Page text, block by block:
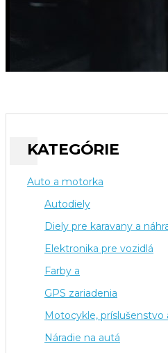
KATEGÓRIE
Auto a motorka
Autodiely
Diely pre karavany a
Elektronika pre vozidlá
Farby a
GPS zariadenia
Motocykle, príslušenstvo
Náradie na autá